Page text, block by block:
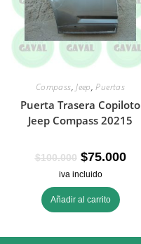
Compass,Jeep,Puertas
Puerta Trasera Copiloto
Jeep Compass 20215
$100.000 $75.000
iva incluido
Añadir al carrito